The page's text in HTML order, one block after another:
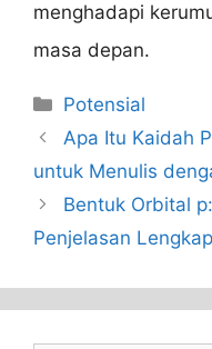
menghadapi
masa depan.
Categories
Potensial
Apa Itu Kaidah
untuk Menulis
Bentuk Orbital
Penjelasan Lengkap